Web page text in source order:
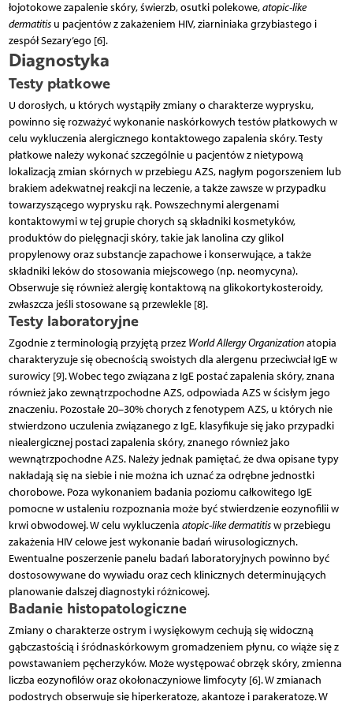
łojotokowe zapalenie skóry, świerzb, osutki polekowe,atopic-like
dermatitisu pacjentów z zakażeniem HIV, ziarniniaka grzybiastego i
zespół Sezary’ego [6].
Diagnostyka
Testy płatkowe
U dorosłych, u których wystąpiły zmiany o charakterze wyprysku,
powinno się rozważyć wykonanie naskórkowych testów płatkowych w
celu wykluczenia alergicznego kontaktowego zapalenia skóry. Testy
płatkowe należy wykonać szczególnie u pacjentów z nietypową
lokalizacją zmian skórnych w przebiegu AZS, nagłym pogorszeniem lub
brakiem adekwatnej reakcji na leczenie, a także zawsze w przypadku
towarzyszącego wyprysku rąk. Powszechnymi alergenami
kontaktowymi w tej grupie chorych są składniki kosmetyków,
produktów do pielęgnacji skóry, takie jak lanolina czy glikol
propylenowy oraz substancje zapachowe i konserwujące, a także
składniki leków do stosowania miejscowego (np. neomycyna).
Obserwuje się również alergię kontaktową na glikokortykosteroidy,
zwłaszcza jeśli stosowane są przewlekle [8].
Testy laboratoryjne
Zgodnie z terminologią przyjętą przez World Allergy Organizationatopia
charakteryzuje się obecnością swoistych dla alergenu przeciwciał IgE w
surowicy [9]. Wobec tego związana z IgE postać zapalenia skóry, znana
również jako zewnątrzpochodne AZS, odpowiada AZS w ścisłym jego
znaczeniu. Pozostałe 20–30% chorych z fenotypem AZS, u których nie
stwierdzono uczulenia związanego z IgE, klasyfikuje się jako przypadki
niealergicznej postaci zapalenia skóry, znanego również jako
wewnątrzpochodne AZS. Należy jednak pamiętać, że dwa opisane typy
nakładają się na siebie i nie można ich uznać za odrębne jednostki
chorobowe. Poza wykonaniem badania poziomu całkowitego IgE
pomocne w ustaleniu rozpoznania może być stwierdzenie eozynofilii w
krwi obwodowej. W celu wykluczenia atopic-like dermatitisw przebiegu
zakażenia HIV celowe jest wykonanie badań wirusologicznych.
Ewentualne poszerzenie panelu badań laboratoryjnych powinno być
dostosowywane do wywiadu oraz cech klinicznych determinujących
planowanie dalszej diagnostyki różnicowej.
Badanie histopatologiczne
Zmiany o charakterze ostrym i wysiękowym cechują się widoczną
gąbczastością i śródnaskórkowym gromadzeniem płynu, co wiąże się z
powstawaniem pęcherzyków. Może występować obrzęk skóry, zmienna
liczba eozynofilów oraz okołonaczyniowe limfocyty [6]. W zmianach
podostrych obserwuje się hiperkeratozę, akantozę i parakeratozę. W